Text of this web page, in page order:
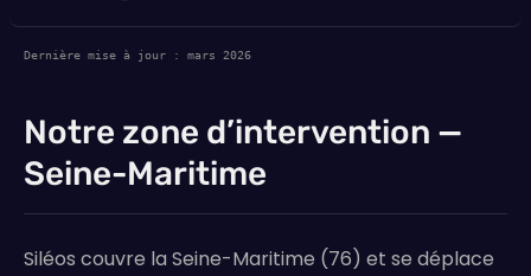
Dernière mise à jour : mars 2026
Notre zone d’intervention —
Seine-Maritime
Siléos couvre la Seine-Maritime (76) et se déplace